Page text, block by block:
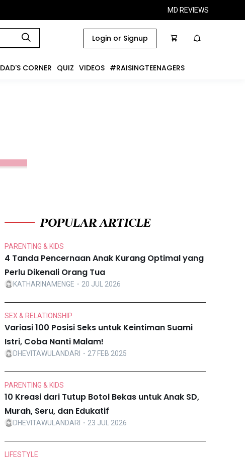
MD REVIEWS
Login or Signup
DAD'S CORNER QUIZ VIDEOS #RAISINGTEENAGERS
POPULAR ARTICLE
PARENTING & KIDS
4 Tanda Pencernaan Anak Kurang Optimal yang
Perlu Dikenali Orang Tua
KATHARINAMENGE ・20 JUL 2026
SEX & RELATIONSHIP
Variasi 100 Posisi Seks untuk Keintiman Suami
Istri, Coba Nanti Malam!
DHEVITAWULANDARI ・27 FEB 2025
PARENTING & KIDS
10 Kreasi dari Tutup Botol Bekas untuk Anak SD,
Murah, Seru, dan Edukatif
DHEVITAWULANDARI ・23 JUL 2026
LIFESTYLE